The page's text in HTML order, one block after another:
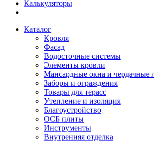
Калькуляторы
Каталог
Кровля
Фасад
Водосточные системы
Элементы кровли
Мансардные окна и чердачные
Заборы и ограждения
Товары для терасс
Утепление и изоляция
Благоустройство
ОСБ плиты
Инструменты
Внутренняя отделка